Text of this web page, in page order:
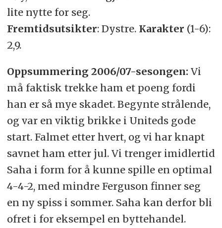
lite nytte for seg.
Fremtidsutsikter: Dystre. Karakter (1-6):
2,9.
Oppsummering 2006/07-sesongen: Vi
må faktisk trekke ham et poeng fordi
han er så mye skadet. Begynte strålende,
og var en viktig brikke i Uniteds gode
start. Falmet etter hvert, og vi har knapt
savnet ham etter jul. Vi trenger imidlertid
Saha i form for å kunne spille en optimal
4-4-2, med mindre Ferguson finner seg
en ny spiss i sommer. Saha kan derfor bli
ofret i for eksempel en byttehandel.